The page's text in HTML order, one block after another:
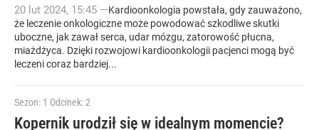
20 lut 2024, 15:45 —Kardioonkologia powstała, gdy zauważono,
że leczenie onkologiczne może powodować szkodliwe skutki
uboczne, jak zawał serca, udar mózgu, zatorowość płucna,
miażdżyca. Dzięki rozwojowi kardioonkologii pacjenci mogą być
leczeni coraz bardziej...
Sezon: 1 Odcinek: 2
Kopernik urodził się w idealnym momencie?